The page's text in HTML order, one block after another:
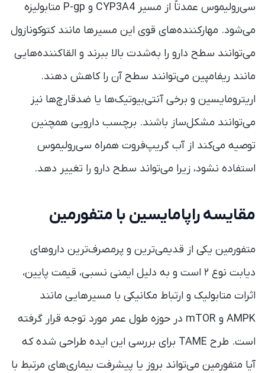
سی‌رولیموس عمدتاً از مسیر CYP3A4 و P-gp متابولیزه
می‌شود. مهارکننده‌های قوی این مسیرها مانند کتوکونازول
می‌توانند سطح دارو را به‌شدت بالا ببرند و القاکننده‌هایی
مانند ریفامپین می‌توانند سطح آن را کاهش دهند.
اریترومایسین و برخی آنتی‌بیوتیک‌ها یا ضدقارچ‌ها نیز
می‌توانند مشکل‌ساز باشند. برچسب دارویی همچنین
توصیه می‌کند از آب گریپ‌فروت همراه سی‌رولیموس
استفاده نشود، زیرا می‌تواند سطح دارو را تغییر دهد.
مقایسه راپامایسین با متفورمین
متفورمین یکی از قدیمی‌ترین و پرمصرف‌ترین داروهای
دیابت نوع ۲ است و به دلیل ایمنی نسبی، قیمت پایین،
اثرات متابولیک و ارتباط مکانیکی با مسیرهایی مانند
AMPK و mTOR در حوزه طول عمر مورد توجه قرار گرفته
است. طرح TAME برای بررسی این ایده طراحی شده که
آیا متفورمین می‌تواند بروز یا پیشرفت بیماری‌های مرتبط با